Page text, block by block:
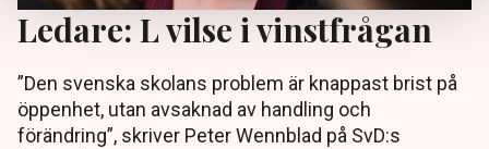
Ledare: L vilse i vinstfrågan
”Den svenska skolans problem är knappast brist på
öppenhet, utan avsaknad av handling och
förändring”, skriver Peter Wennblad på SvD:s